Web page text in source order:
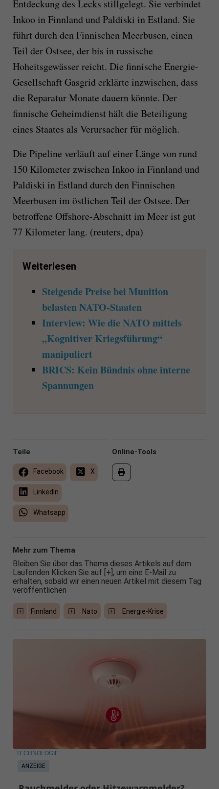
Entdeckung des Lecks stillgelegt. Sie verbindet
Inkoo in Finnland und Paldiski in Estland. Sie
führt durch den Finnischen Meerbusen, einen
Teil der Ostsee, der bis in russische
Hoheitsgewässer reicht. Die finnische Energie-
Gesellschaft Gasgrid erklärte inzwischen, dass
die Reparatur Monate dauern könnte. Der
finnische Geheimdienst hält die Beteiligung
eines Staates als Verursacher für möglich.
Die Pipeline verläuft auf einer Länge von rund
150 Kilometer zwischen Inkoo in Finnland und
Paldiski in Estland durch den Finnischen
Meerbusen im östlichen Teil der Ostsee. Der
betroffene Offshore-Abschnitt im Meer ist gut
77 Kilometer lang. (reuters, dpa)
Weiterlesen
Steigende Preise bei Munition
belasten NATO-Staaten
Interview: Wie die NATO mittels
„Kognitiver Kriegsführung“
manipuliert
BRICS: Kein Bündnis ohne interne
Spannungen
Online-Tools
Teile
Facebook X
LinkedIn
Whatsapp
Mehr zum Thema
Bleiben Sie über das Thema dieses Artikels auf dem
Laufenden Klicken Sie auf [+], um eine E-Mail zu
erhalten, sobald wir einen neuen Artikel mit diesem Tag
veröffentlichen
Finnland Nato Energie-Krise
ANZEIGE
TECHNOLOGIE